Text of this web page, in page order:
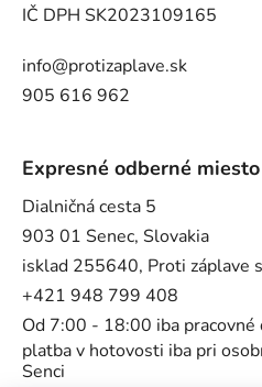
IČ DPH SK2023109165
info@protizaplave.sk
905 616 962
Expresné odberné miesto
Dialničná cesta 5
903 01 Senec, Slovakia
isklad 255640, Proti záplave
+421 948 799 408
Od 7:00 - 18:00 iba pracovné
platba v hotovosti iba pri
Senci